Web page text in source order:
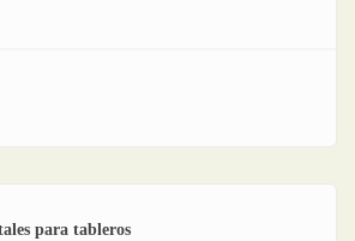
Seguridad aumentada: ser a prueba de arco
para tableros